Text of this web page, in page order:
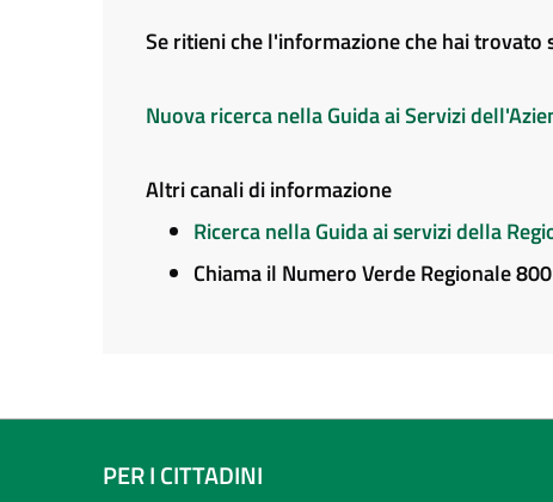
Se ritieni che l'informazione che hai trovato
Nuova ricerca nella Guida ai Servizi
Altri canali di informazione
Ricerca nella Guida ai servizi della
Chiama il Numero Verde Regionale
PER I CITTADINI